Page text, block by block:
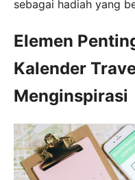
sebagai hadiah yang
Elemen
Kalender
Menginspirasi